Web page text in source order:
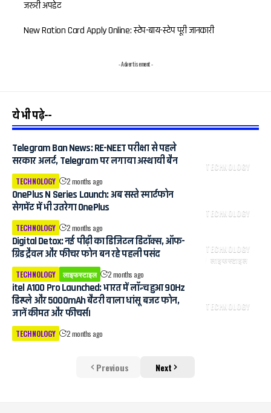
जरूरी अपडेट
New Ration Card Apply Online: स्टेप-बाय-स्टेप पूरी जानकारी
- Advertisement -
ये भी पढ़े--
TECHNOLOGY
Telegram Ban News: RE-NEET परीक्षा से पहले
सरकार अलर्ट, Telegram पर लगाया अस्थायी बैन
TECHNOLOGY 2 months ago
TECHNOLOGY
OnePlus N Series Launch: अब सस्ते स्मार्टफोन
सेगमेंट में भी उतरेगा OnePlus
TECHNOLOGY 2 months ago
TECHNOLOGY
लाइफस्टाइल
Digital Detox: नई पीढ़ी का डिजिटल डिटॉक्स, ऑफ-
ग्रिड ट्रैवल और फीचर फोन बन रहे पहली पसंद
TECHNOLOGY लाइफस्टाइल 2 months ago
TECHNOLOGY
itel A100 Pro Launched: भारत में लॉन्च हुआ 90Hz
डिस्प्ले और 5000mAh बैटरी वाला धांसू बजट फोन,
जानें कीमत और फीचर्स।
TECHNOLOGY 2 months ago
Previous Next